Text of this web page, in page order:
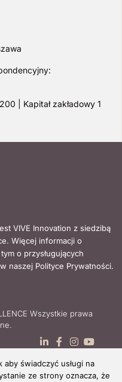
| Kapitał zakładowy 1
VIVE Innovation z siedzibą
Więcej informacji o
o przysługujących
naszej Polityce Prywatności.
Wszystkie prawa
świadczyć usługi na
ze strony oznacza, że